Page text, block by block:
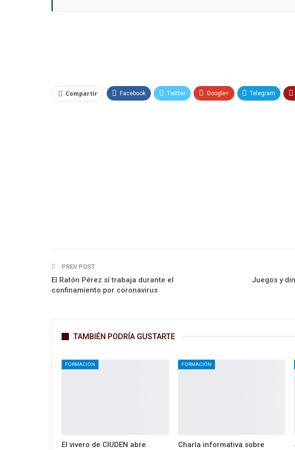
Compartir Facebook Twitter Google+ Telegram
PREV POST
El Ratón Pérez sí trabaja durante el
confinamiento por coronavirus
Juegos y
TAMBIÉN PODRÍA GUSTARTE
FORMACIÓN
El vivero de CIUDEN abre
FORMACIÓN
Charla informativa sobre